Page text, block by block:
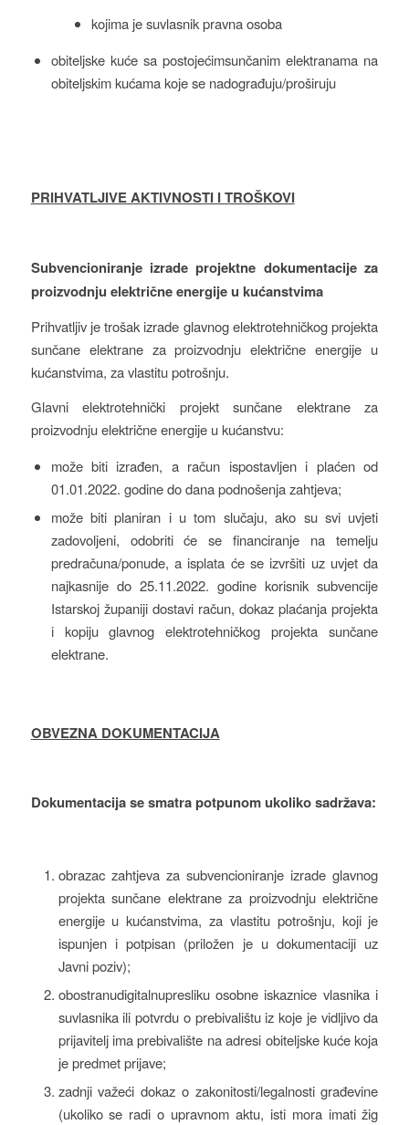
kojima je suvlasnik pravna osoba
obiteljske kuće sa postojećimsunčanim elektranama na
obiteljskim kućama koje se nadograđuju/proširuju
PRIHVATLJIVE AKTIVNOSTI I TROŠKOVI
Subvencioniranje izrade projektne dokumentacije za
proizvodnju električne energije u kućanstvima
Prihvatljiv je trošak izrade glavnog elektrotehničkog projekta
sunčane elektrane za proizvodnju električne energije u
kućanstvima, za vlastitu potrošnju.
Glavni elektrotehnički projekt sunčane elektrane za
proizvodnju električne energije u kućanstvu:
može biti izrađen, a račun ispostavljen i plaćen od
01.01.2022. godine do dana podnošenja zahtjeva;
može biti planiran i u tom slučaju, ako su svi uvjeti
zadovoljeni, odobriti će se financiranje na temelju
predračuna/ponude, a isplata će se izvršiti uz uvjet da
najkasnije do 25.11.2022. godine korisnik subvencije
Istarskoj županiji dostavi račun, dokaz plaćanja projekta
i kopiju glavnog elektrotehničkog projekta sunčane
elektrane.
OBVEZNA DOKUMENTACIJA
Dokumentacija se smatra potpunom ukoliko sadržava:
obrazac zahtjeva za subvencioniranje izrade glavnog
projekta sunčane elektrane za proizvodnju električne
energije u kućanstvima, za vlastitu potrošnju, koji je
ispunjen i potpisan (priložen je u dokumentaciji uz
Javni poziv);
obostranudigitalnupresliku osobne iskaznice vlasnika i
suvlasnika ili potvrdu o prebivalištu iz koje je vidljivo da
prijavitelj ima prebivalište na adresi obiteljske kuće koja
je predmet prijave;
zadnji važeći dokaz o zakonitosti/legalnosti građevine
(ukoliko se radi o upravnom aktu, isti mora imati žig